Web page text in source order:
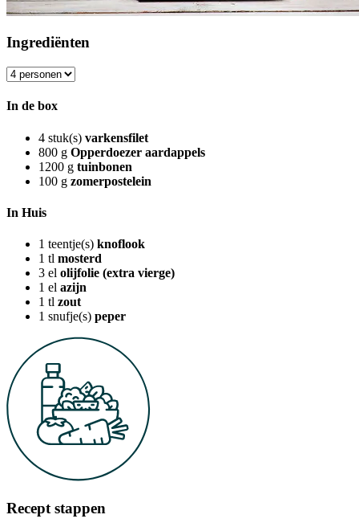
Ingrediënten
In de box
4 stuk(s) varkensfilet
800 g Opperdoezer aardappels
1200 g tuinbonen
100 g zomerpostelein
In Huis
1 teentje(s) knoflook
1 tl mosterd
3 el olijfolie (extra vierge)
1 el azijn
1 tl zout
1 snufje(s) peper
Recept stappen